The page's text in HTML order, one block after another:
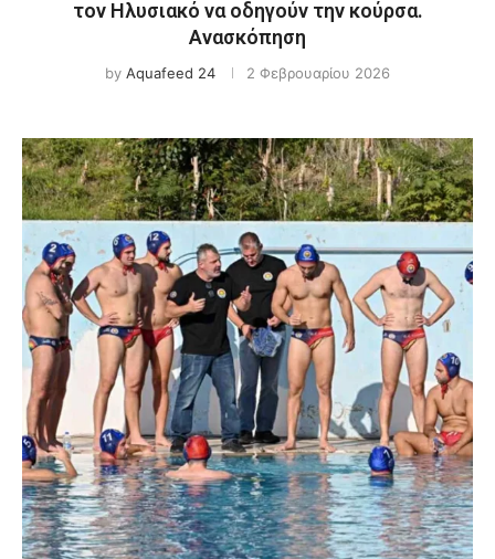
τον Ηλυσιακό να οδηγούν την κούρσα.
Ανασκόπηση
by Aquafeed 24 2 Φεβρουαρίου 2026